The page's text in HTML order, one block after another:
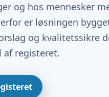
og hos mennesker
er løsningen
og kvalitetssikre
af registeret.